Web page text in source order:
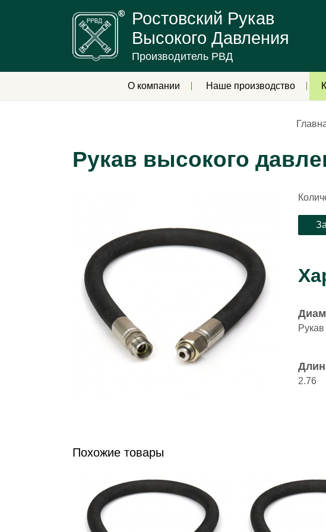
Ростовский Рукав
Высокого Давления
Производитель РВД
О компании Наше производство
Рукав высокого
2.76
Похожие товары